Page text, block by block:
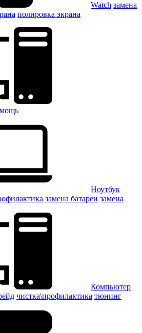
Watch замена
полировка экрана
Ноутбук
замена батареи замена
Компьютер
чистка\профилактика тюнинг